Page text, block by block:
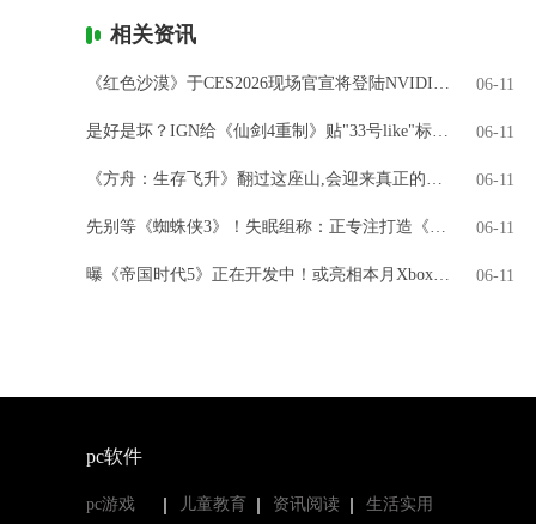
相关资讯
《红色沙漠》于CES2026现场官宣将登陆NVIDIA GeForce NOW 06-11
是好是坏？IGN给《仙剑4重制》贴"33号like"标签引热议 06-11
《方舟：生存飞升》翻过这座山,会迎来真正的飞升吗? 06-11
先别等《蜘蛛侠3》！失眠组称：正专注打造《金刚狼》 06-11
曝《帝国时代5》正在开发中！或亮相本月Xbox直面会 06-11
pc软件
pc游戏 儿童教育 资讯阅读 生活实用